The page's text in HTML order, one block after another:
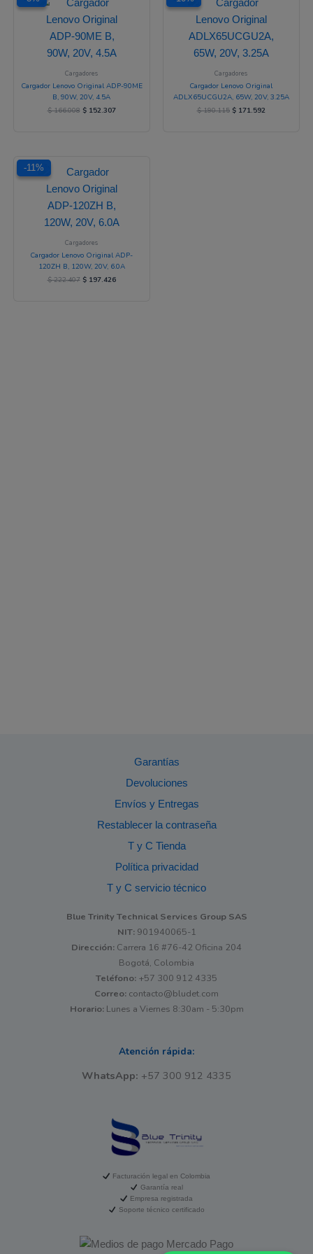
Cargadores
Cargador Lenovo Original ADP-90ME
B, 90W, 20V, 4.5A
$166.008
original
era:
$ 166.008.
$152.307
es:
Cargadores
Cargador Lenovo Original
ADLX65UCGU2A, 65W, 20V, 3.25A
$190.115
original
era:
$ 190.115.
$171.592
es:
-11%
-11%
Cargadores
Cargador Lenovo Original ADP-
120ZH B, 120W, 20V, 6.0A
$222.407
precio
original
era:
$ 222.407.
$197.426
es:
Garantías
Devoluciones
Envíos y Entregas
Restablecer la contraseña
T y C Tienda
Política privacidad
T y C servicio técnico
Blue Trinity Technical Services Group SAS
NIT:901940065-1
Dirección: Carrera 16 #76-42 Oficina 204
Bogotá, Colombia
Teléfono: +57 300 912 4335
Correo: contacto@bludet.com
Horario:Lunes a Viernes 8:30am - 5:30pm
Atención rápida:
WhatsApp: +57 300 912 4335
Facturación legal en Colombia
Garantía real
Empresa registrada
Soporte técnico certificado